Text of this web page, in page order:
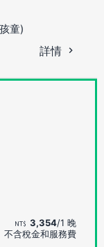
童)
詳情
3,354/1 晚
不含稅金和服務費